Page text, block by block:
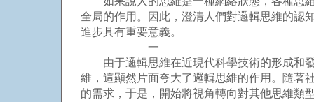
全局的作用。因此，澄清人們對邏輯思維的認
進步具有重要意義。
一
由于邏輯思維在近現代科學技術的形成和發
維，這顯然片面夸大了邏輯思維的作用。隨著
的需求，于是，開始將視角轉向對其他思維類